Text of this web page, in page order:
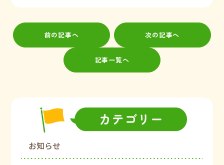
前の記事へ
記事一覧へ
次の記事へ
お知らせ